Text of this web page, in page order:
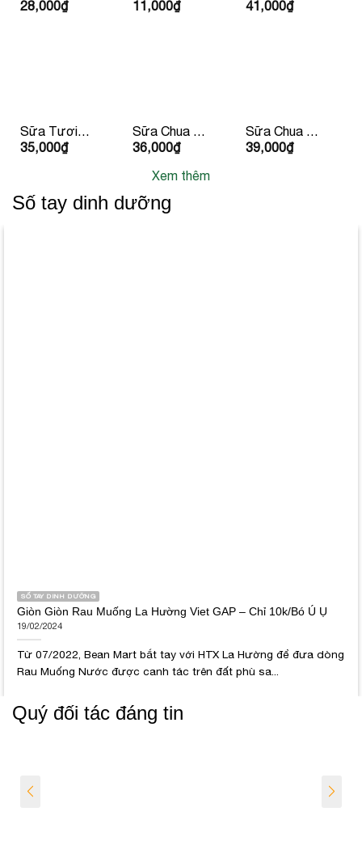
Hàn Quốc
28,000₫
Dalatmilk
11,000₫
Dalatmilk
41,000₫
Sữa Tươi
Tiệt Trùng
180ml x 4
hộp
35,000₫
Sữa Chua Hy
Lạp Lucas
36,000₫
Sữa Chua Hy
Lạp Lucas Vị
39,000₫
Xem thêm
Số tay dinh dưỡng
SỐ TAY DINH DƯỠNG
Giòn Giòn Rau Muống La Hường Viet GAP – Chỉ 10k/Bó Ú Ụ
19/02/2024
Từ 07/2022, Bean Mart bắt tay với HTX La Hường để đưa dòng
Rau Muống Nước được canh tác trên đất phù sa...
Quý đối tác đáng tin